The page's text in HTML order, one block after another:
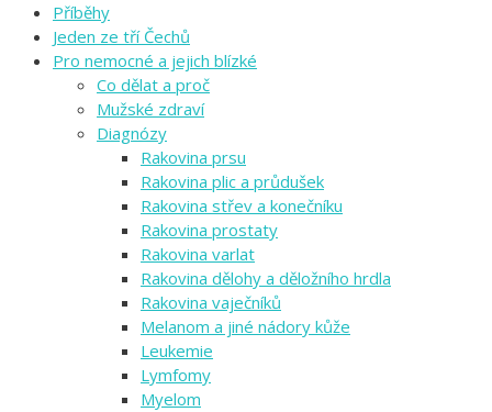
Příběhy
Jeden ze tří Čechů
Pro nemocné a jejich blízké
Co dělat a proč
Mužské zdraví
Diagnózy
Rakovina prsu
Rakovina plic a průdušek
Rakovina střev a konečníku
Rakovina prostaty
Rakovina varlat
Rakovina dělohy a děložního hrdla
Rakovina vaječníků
Melanom a jiné nádory kůže
Leukemie
Lymfomy
Myelom